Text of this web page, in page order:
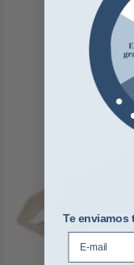
Te enviamos
E-mail